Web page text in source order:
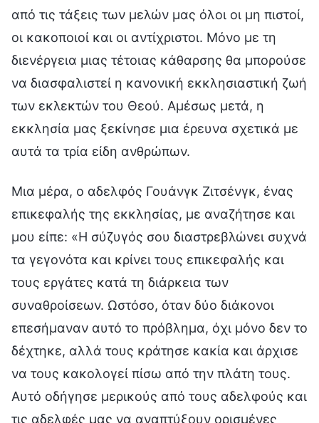
από τις τάξεις των μελών μας όλοι οι μη πιστοί,
οι κακοποιοί και οι αντίχριστοι. Μόνο με τη
διενέργεια μιας τέτοιας κάθαρσης θα μπορούσε
να διασφαλιστεί η κανονική εκκλησιαστική ζωή
των εκλεκτών του Θεού. Αμέσως μετά, η
εκκλησία μας ξεκίνησε μια έρευνα σχετικά με
αυτά τα τρία είδη ανθρώπων.
Μια μέρα, ο αδελφός Γουάνγκ Ζιτσένγκ, ένας
επικεφαλής της εκκλησίας, με αναζήτησε και
μου είπε: «Η σύζυγός σου διαστρεβλώνει συχνά
τα γεγονότα και κρίνει τους επικεφαλής και
τους εργάτες κατά τη διάρκεια των
συναθροίσεων. Ωστόσο, όταν δύο διάκονοι
επεσήμαναν αυτό το πρόβλημα, όχι μόνο δεν το
δέχτηκε, αλλά τους κράτησε κακία και άρχισε
να τους κακολογεί πίσω από την πλάτη τους.
Αυτό οδήγησε μερικούς από τους αδελφούς και
τις αδελφές μας να αναπτύξουν ορισμένες